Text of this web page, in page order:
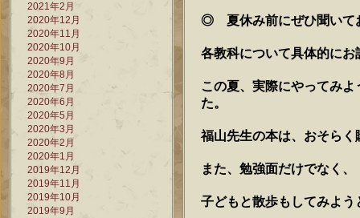
2021年2月
2020年12月
2020年11月
2020年10月
2020年9月
2020年8月
2020年7月
2020年6月
2020年5月
2020年3月
2020年2月
2020年1月
2019年12月
2019年11月
2019年10月
2019年9月
◎ 夏休み前にぜひ聞いて
各教科について具体的に
この夏、実際にやってみ
た。
福山先生の本は、おそら
また、勉強面だけでなく、
子どもと散歩もしてみよう